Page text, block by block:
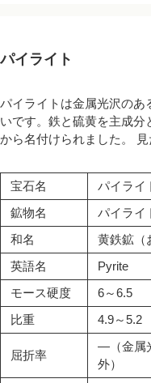
パイライト
パイライトは金属光沢のあ
いです。鉄と硫黄を主成
から名付けられました。
宝石名
パイライ
鉱物名
パイライ
和名
黄鉄鉱（
英語名
Pyrite
モース硬度
6～6.5
比重
4.9～5.2
屈折率
―（金属
外）